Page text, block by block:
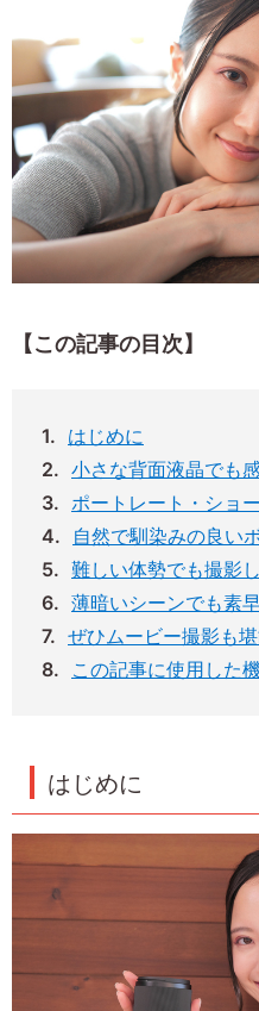
【この記事の目次】
はじめに
小さな背面液晶でも
ポートレート・ショ
自然で馴染みの良い
難しい体勢でも撮影
薄暗いシーンでも素
ぜひムービー撮影も
この記事に使用した
はじめに